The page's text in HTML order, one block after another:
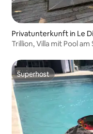
Privatunterkunft in Le
Trillion, Villa mit Pool am
Superhost
Superhost